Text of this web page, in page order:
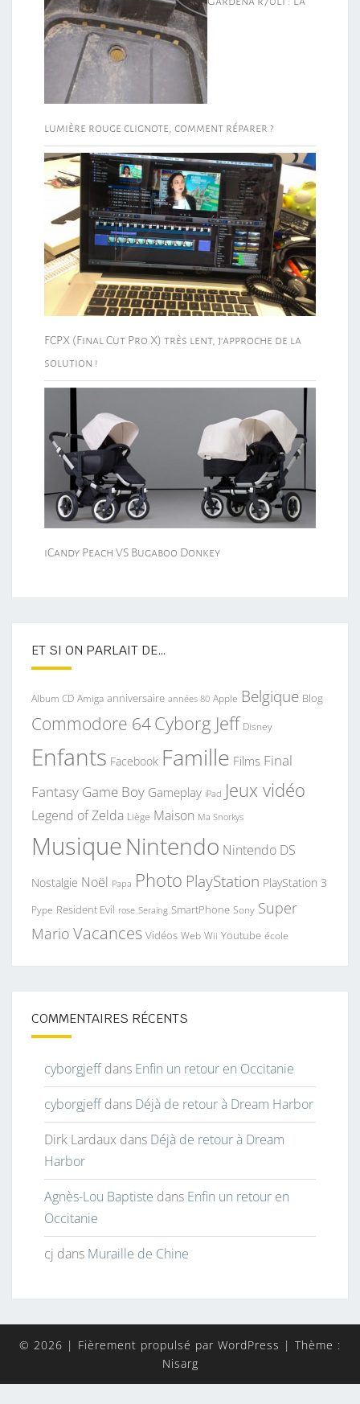
lumière rouge clignote, comment réparer ?
FCPX (Final Cut Pro X) très lent, j’approche de la
solution !
iCandy Peach VS Bugaboo Donkey
ET SI ON PARLAIT DE…
Album CD Amiga anniversaire années 80 Apple Belgique Blog
Commodore 64Cyborg Jeff Disney
Enfants Facebook Famille Films Final
Fantasy Game Boy Gameplay iPad Jeux vidéo
Legend of Zelda Liège Maison Ma Snorkys
MusiqueNintendo Nintendo DS
Nostalgie Noël Papa Photo PlayStation PlayStation 3
Pype Resident Evil rose Seraing SmartPhone Sony Super
Mario Vacances Vidéos Web Wii Youtube école
COMMENTAIRES RÉCENTS
cyborgjeffdans Enfin un retour en Occitanie
cyborgjeffdans Déjà de retour à Dream Harbor
Dirk Lardaux dans Déjà de retour à Dream
Harbor
Agnès-Lou Baptiste dans Enfin un retour en
Occitanie
cj dans Muraille de Chine
© 2026 | Fièrement propulsé par WordPress | Thème :
Nisarg